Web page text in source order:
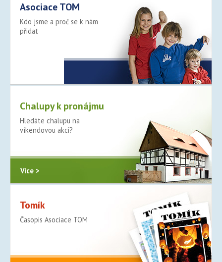
Asociace TOM
Kdo jsme a proč se k nám
přidat
Chalupy k pronájmu
Hledáte chalupu na
víkendovou akci?
Více >
Tomík
Časopis Asociace TOM